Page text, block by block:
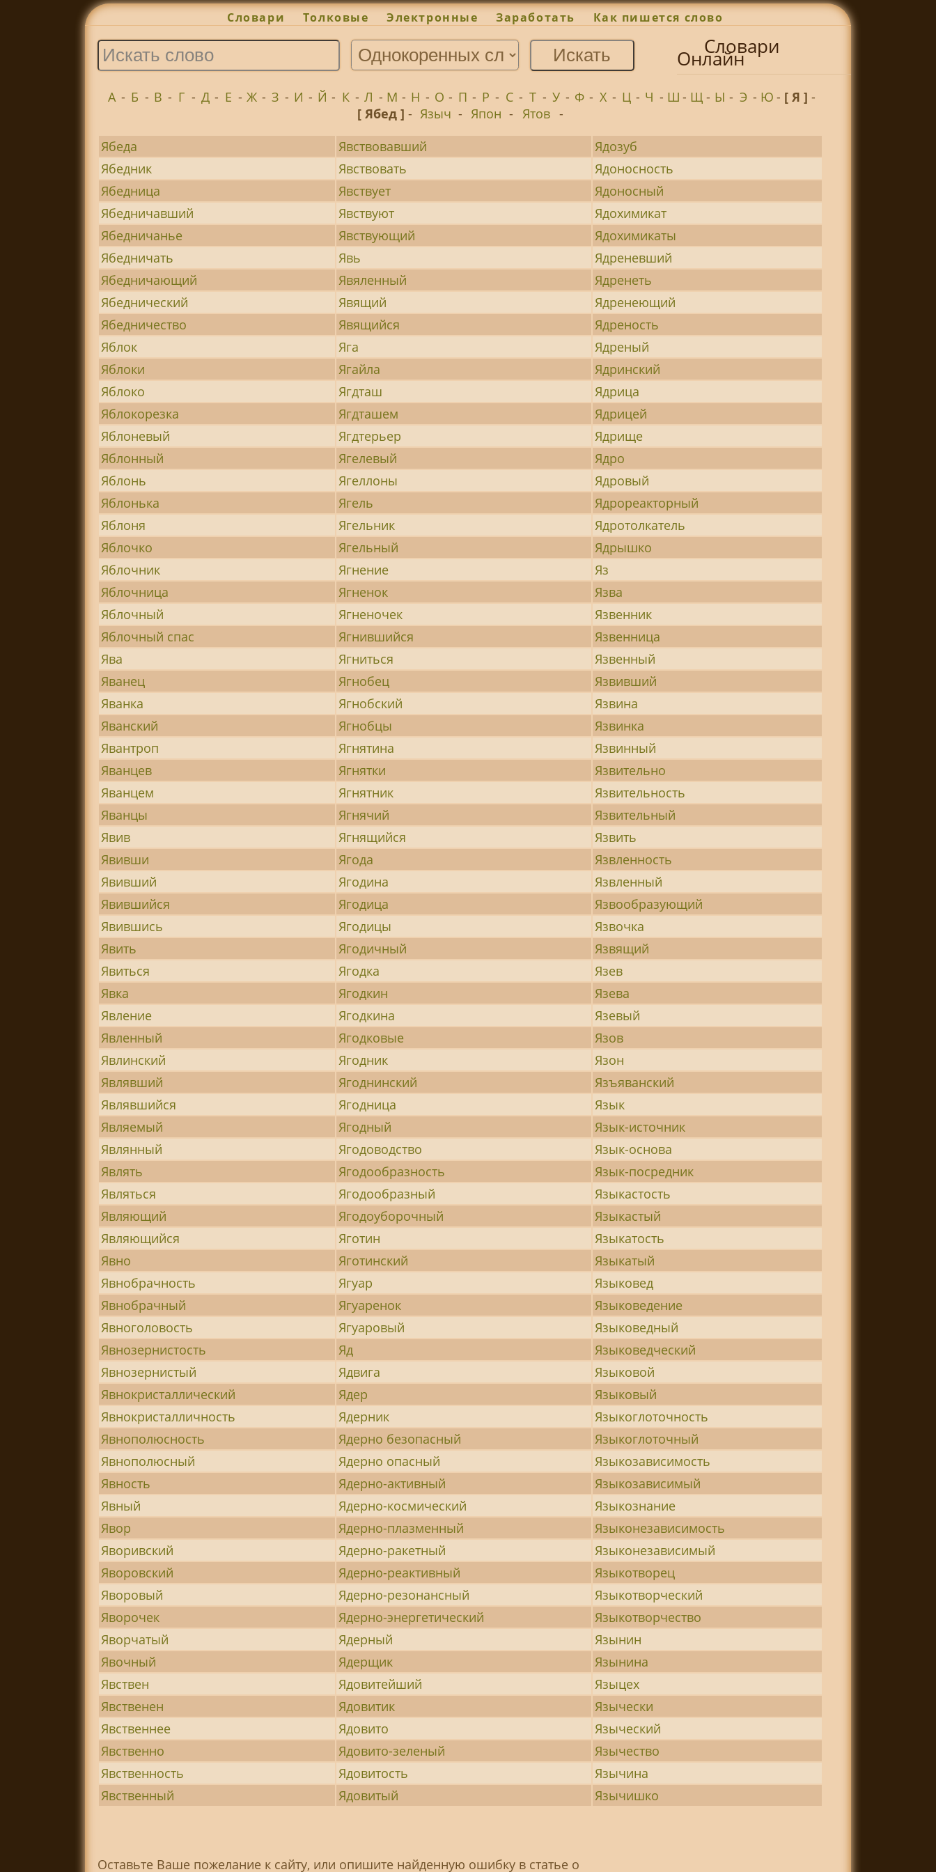
Словари Толковые Электронные Заработать Как пишется слово
Словари
Онлайн
А - Б - В - Г - Д - Е - Ж - З - И - Й - К - Л - М - Н - О - П - Р - С - Т - У - Ф - Х - Ц - Ч - Ш - Щ- Ы - Э - Ю- [ Я ] -
[ Ябед ]- Языч - Япон - Ятов -
Ябеда
Явствовавший
Ядозуб
Ябедник
Явствовать
Ядоносность
Ябедница
Явствует
Ядоносный
Ябедничавший
Явствуют
Ядохимикат
Ябедничанье
Явствующий
Ядохимикаты
Ябедничать
Явь
Ядреневший
Ябедничающий
Явяленный
Ядренеть
Ябеднический
Явящий
Ядренеющий
Ябедничество
Явящийся
Ядреность
Яблок
Яга
Ядреный
Яблоки
Ягайла
Ядринский
Яблоко
Ягдташ
Ядрица
Яблокорезка
Ягдташем
Ядрицей
Яблоневый
Ягдтерьер
Ядрище
Яблонный
Ягелевый
Ядро
Яблонь
Ягеллоны
Ядровый
Яблонька
Ягель
Ядрореакторный
Яблоня
Ягельник
Ядротолкатель
Яблочко
Ягельный
Ядрышко
Яблочник
Ягнение
Яз
Яблочница
Ягненок
Язва
Яблочный
Ягненочек
Язвенник
Яблочный спас
Ягнившийся
Язвенница
Ява
Ягниться
Язвенный
Яванец
Ягнобец
Язвивший
Яванка
Ягнобский
Язвина
Яванский
Ягнобцы
Язвинка
Явантроп
Ягнятина
Язвинный
Яванцев
Ягнятки
Язвительно
Яванцем
Ягнятник
Язвительность
Яванцы
Ягнячий
Язвительный
Явив
Ягнящийся
Язвить
Явивши
Ягода
Язвленность
Явивший
Ягодина
Язвленный
Явившийся
Ягодица
Язвообразующий
Явившись
Ягодицы
Язвочка
Явить
Ягодичный
Язвящий
Явиться
Ягодка
Язев
Явка
Ягодкин
Язева
Явление
Ягодкина
Язевый
Явленный
Ягодковые
Язов
Явлинский
Ягодник
Язон
Являвший
Ягоднинский
Язъяванский
Являвшийся
Ягодница
Язык
Являемый
Ягодный
Язык-источник
Являнный
Ягодоводство
Язык-основа
Являть
Ягодообразность
Язык-посредник
Являться
Ягодообразный
Языкастость
Являющий
Ягодоуборочный
Языкастый
Являющийся
Яготин
Языкатость
Явно
Яготинский
Языкатый
Явнобрачность
Ягуар
Языковед
Явнобрачный
Ягуаренок
Языковедение
Явноголовость
Ягуаровый
Языковедный
Явнозернистость
Яд
Языковедческий
Явнозернистый
Ядвига
Языковой
Явнокристаллический
Ядер
Языковый
Явнокристалличность
Ядерник
Языкоглоточность
Явнополюсность
Ядерно безопасный
Языкоглоточный
Явнополюсный
Ядерно опасный
Языкозависимость
Явность
Ядерно-активный
Языкозависимый
Явный
Ядерно-космический
Языкознание
Явор
Ядерно-плазменный
Языконезависимость
Яворивский
Ядерно-ракетный
Языконезависимый
Яворовский
Ядерно-реактивный
Языкотворец
Яворовый
Ядерно-резонансный
Языкотворческий
Яворочек
Ядерно-энергетический
Языкотворчество
Яворчатый
Ядерный
Язынин
Явочный
Ядерщик
Язынина
Явствен
Ядовитейший
Языцех
Явственен
Ядовитик
Язычески
Явственнее
Ядовито
Языческий
Явственно
Ядовито-зеленый
Язычество
Явственность
Ядовитость
Язычина
Явственный
Ядовитый Язычишко
Оставьте Ваше пожелание к сайту, или опишите найденную ошибку в статье о